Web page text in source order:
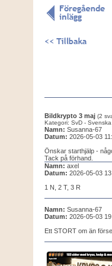
Bildkrypto 3 maj (2
Kategori: SvD -
Namn: Susanna-67
Datum: 2026-05-03
Önskar starthjälp -
Tack på förhand.
Namn: axel
Datum: 2026-05-03
1 N, 2 T, 3 R
Namn: Susanna-67
Datum: 2026-05-03
Ett STORT om än